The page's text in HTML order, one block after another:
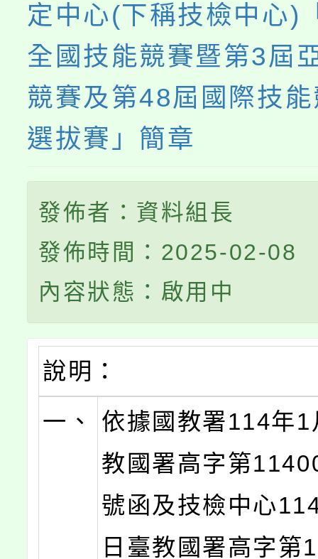
定中心(下稱技檢中心)
全國技能競賽暨第3屆
競賽及第48屆國際技
選拔賽」簡章
發佈者：資料組長
發佈時間：2025-02-08
內容狀態：啟用中
說明：
一、
依據國教署114年
教國署高字第
號函及技檢中心
日臺教國署高字第